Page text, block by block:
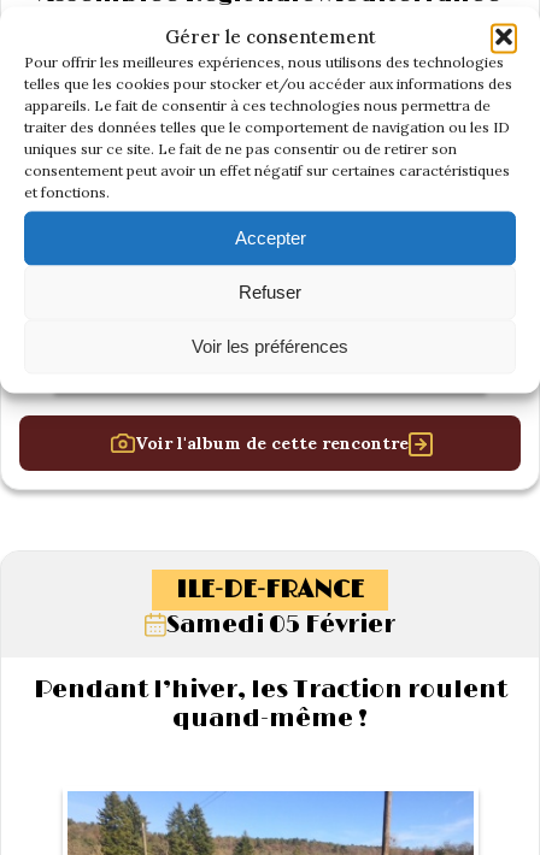
Gérer le consentement
Pour offrir les meilleures expériences, nous utilisons des technologies
telles que les cookies pour stocker et/ou accéder aux informations des
appareils. Le fait de consentir à ces technologies nous permettra de
traiter des données telles que le comportement de navigation ou les ID
uniques sur ce site. Le fait de ne pas consentir ou de retirer son
consentement peut avoir un effet négatif sur certaines caractéristiques
et fonctions.
Accepter
Refuser
Voir les préférences
Voir l'album de cette rencontre
ILE-DE-FRANCE
Samedi 05 Février
Pendant l’hiver, les Traction roulent
quand-même !